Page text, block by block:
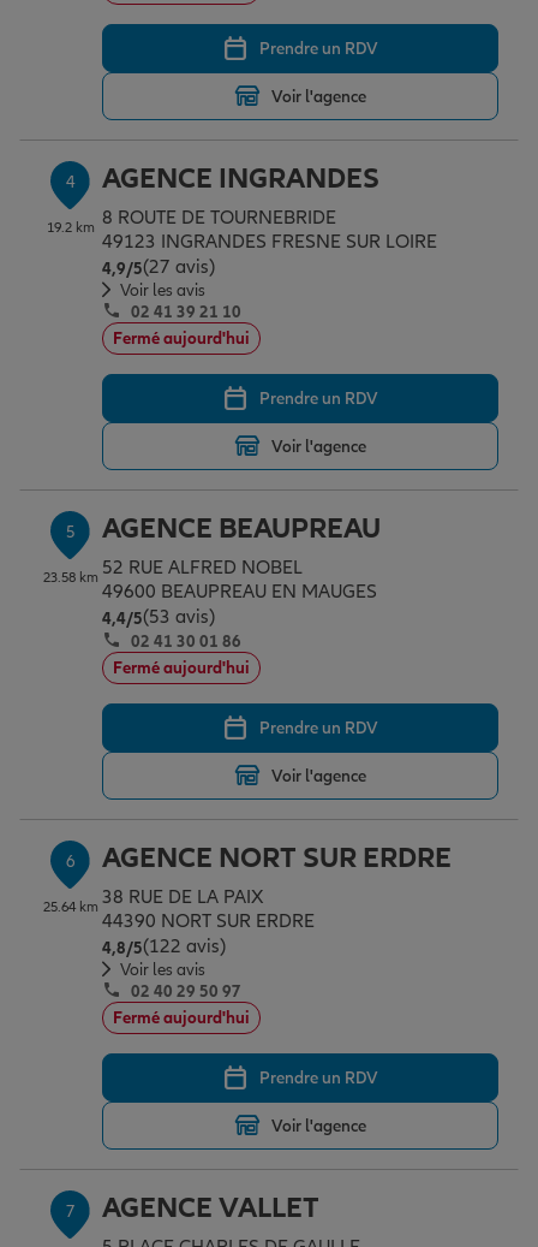
Tous nos devis d'assurance Prendre un RDV
Voir l'agence
4
19.2 km
AGENCE INGRANDES
8 ROUTE DE TOURNEBRIDE
49123 INGRANDES FRESNE SUR LOIRE
4,9/5Note de 4.9 sur 5
(27 avis)
Voir les avis
02 41 39 21 10
Fermé aujourd'hui
Prendre un RDV
Voir l'agence
5
23.58 km
AGENCE BEAUPREAU
52 RUE ALFRED NOBEL
49600 BEAUPREAU EN MAUGES
4,4/5Note de 4.4 sur 5
(53 avis)
02 41 30 01 86
Fermé aujourd'hui
Prendre un RDV
Voir l'agence
6
25.64 km
AGENCE NORT SUR ERDRE
38 RUE DE LA PAIX
44390 NORT SUR ERDRE
4,8/5Note de 4.8 sur 5
(122 avis)
Voir les avis
02 40 29 50 97
Fermé aujourd'hui
Prendre un RDV
Voir l'agence
7 AGENCE VALLET